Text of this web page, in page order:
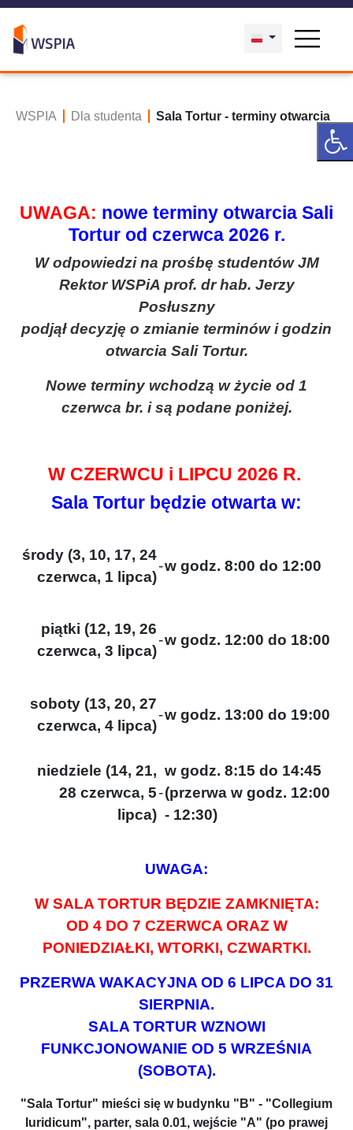
WSPIA Dla studenta Sala Tortur - terminy otwarcia
UWAGA: nowe terminy otwarcia Sali
Tortur od czerwca 2026 r.
W odpowiedzi na prośbę studentów JM
Rektor WSPiA prof. dr hab. Jerzy
Posłuszny
podjął decyzję o zmianie terminów i godzin
otwarcia Sali Tortur.
Nowe terminy wchodzą w życie od 1
czerwca br. i są podane poniżej.
W CZERWCU i LIPCU 2026 R.
Sala Tortur będzie otwarta w:
środy (3, 10, 17, 24
czerwca, 1 lipca)
-w godz. 8:00 do 12:00
piątki (12, 19, 26
czerwca, 3 lipca)
-w godz. 12:00 do 18:00
soboty (13, 20, 27
czerwca, 4 lipca)
-w godz. 13:00 do 19:00
niedziele (14, 21,
28 czerwca, 5
lipca)
-
w godz. 8:15 do 14:45
(przerwa w godz. 12:00
- 12:30)
UWAGA:
W SALA TORTUR BĘDZIE ZAMKNIĘTA:
OD 4 DO 7 CZERWCA ORAZ W
PONIEDZIAŁKI, WTORKI, CZWARTKI.
PRZERWA WAKACYJNA OD 6 LIPCA DO 31
SIERPNIA.
SALA TORTUR WZNOWI
FUNKCJONOWANIE OD 5 WRZEŚNIA
(SOBOTA).
"Sala Tortur" mieści się w budynku "B" - "Collegium
Iuridicum", parter, sala 0.01, wejście "A" (po prawej